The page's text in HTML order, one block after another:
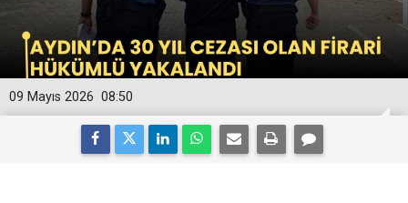
08:50
09 Mayıs 2026